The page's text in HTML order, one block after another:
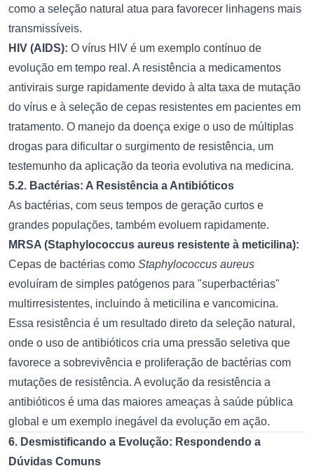
como a seleção natural atua para favorecer linhagens mais
transmissíveis.
HIV (AIDS): O vírus HIV é um exemplo contínuo de
evolução em tempo real. A resistência a medicamentos
antivirais surge rapidamente devido à alta taxa de mutação
do vírus e à seleção de cepas resistentes em pacientes em
tratamento. O manejo da doença exige o uso de múltiplas
drogas para dificultar o surgimento de resistência, um
testemunho da aplicação da teoria evolutiva na medicina.
5.2. Bactérias: A Resistência a Antibióticos
As bactérias, com seus tempos de geração curtos e
grandes populações, também evoluem rapidamente.
MRSA (Staphylococcus aureus resistente à meticilina):
Cepas de bactérias como Staphylococcus aureus
evoluíram de simples patógenos para "superbactérias"
multirresistentes, incluindo à meticilina e vancomicina.
Essa resistência é um resultado direto da seleção natural,
onde o uso de antibióticos cria uma pressão seletiva que
favorece a sobrevivência e proliferação de bactérias com
mutações de resistência. A evolução da resistência a
antibióticos é uma das maiores ameaças à saúde pública
global e um exemplo inegável da evolução em ação.
6. Desmistificando a Evolução: Respondendo a
Dúvidas Comuns